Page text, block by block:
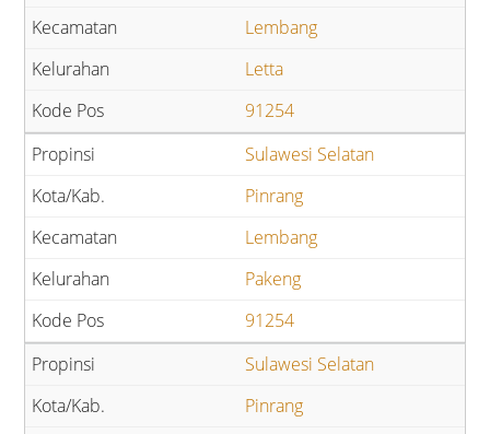
Lembang
Letta
91254
Sulawesi Selatan
Pinrang
Lembang
Pakeng
91254
Sulawesi Selatan
Pinrang